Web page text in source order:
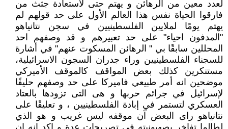
لعدد معين من الرهائن و يهتم حتى لاستعادة جثث من
فارقوا الحياة نفس هذا العالم الأول على حد قولهم لم
يهتم يومًا لملايين الفلسطينيين في سجن نتانياهو
"المدفون احياء" على حد تعبيرهم و قد وصفهم احد
المحللين سابقًا بي " الرهائن المسكوت عنهم" في أشارة
للسجناء الفلسطينيين وراء جدران السجون الاسرائيلية،
مستنكرين كذلك بعض المواقف كالموقف الأميركي
موضحين انه أمر طبيعي فاميركا على حد وصفهم حليفًا
لإسرائيل في جرائم حربها و هى التى تزودها بالعتاد
العسكري لتستمر في إبادة الفلسطينيين ، و تعليقًا على
نتانياهو راى البعض آن موقفه ليس غريب و هو الذي